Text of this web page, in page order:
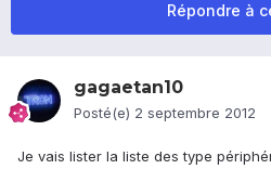
Répondre à
gagaetan10
Posté(e) 2 septembre 2012
Je vais lister la liste des type